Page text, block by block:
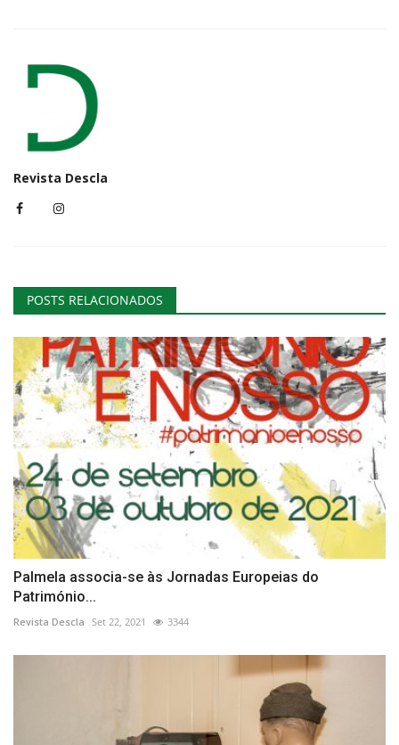
Revista Descla
POSTS RELACIONADOS
Palmela associa-se às Jornadas Europeias do
Património...
Revista Descla Set 22, 2021 3344